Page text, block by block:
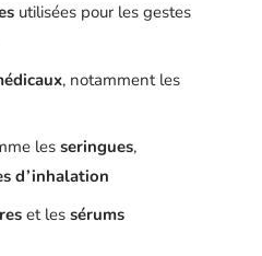
utilisées pour les gestes
, notamment les
les seringues,
d’inhalation
et les sérums